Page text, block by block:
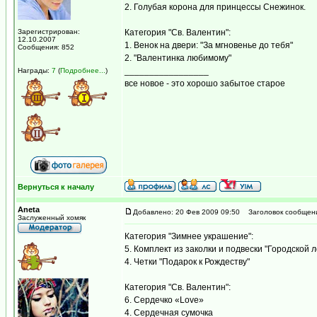
Зарегистрирован:
12.10.2007
Сообщения: 852
Награды: 7 (Подробнее... )
2. Голубая корона для принцессы Снежинок.
Категория "Св. Валентин":
1. Венок на двери: "За мгновенье до тебя"
2. "Валентинка любимому"
все новое - это хорошо забытое старое
Вернуться к началу
Aneta
Заслуженный хомяк
Добавлено: 20 Фев 2009 09:50 Заголовок
Категория "Зимнее украшение":
5. Комплект из заколки и подвески "Городской
4. Четки "Подарок к Рождеству"
Категория "Св. Валентин":
6. Сердечко «Love»
4. Сердечная сумочка